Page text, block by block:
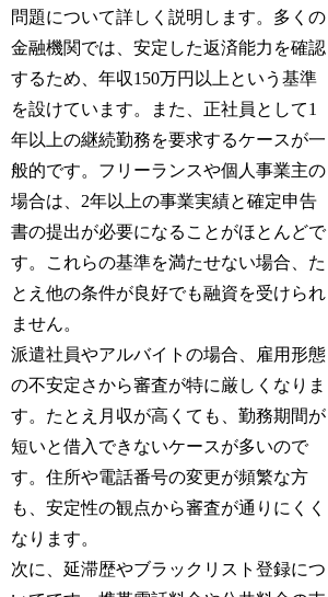
問題について詳しく説明します。多くの
金融機関では、安定した返済能力を確認
するため、年収150万円以上という基準
を設けています。また、正社員として1
年以上の継続勤務を要求するケースが一
般的です。フリーランスや個人事業主の
場合は、2年以上の事業実績と確定申告
書の提出が必要になることがほとんどで
す。これらの基準を満たせない場合、た
とえ他の条件が良好でも融資を受けられ
ません。
派遣社員やアルバイトの場合、雇用形態
の不安定さから審査が特に厳しくなりま
す。たとえ月収が高くても、勤務期間が
短いと借入できないケースが多いので
す。住所や電話番号の変更が頻繁な方
も、安定性の観点から審査が通りにくく
なります。
次に、延滞歴やブラックリスト登録につ